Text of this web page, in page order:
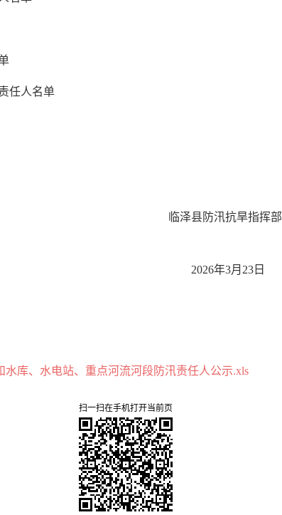
任人名单
抗旱指挥部
月23日
水库、水电站、重点河流河段防汛责任人公示.xls
扫一扫在手机打开当前页